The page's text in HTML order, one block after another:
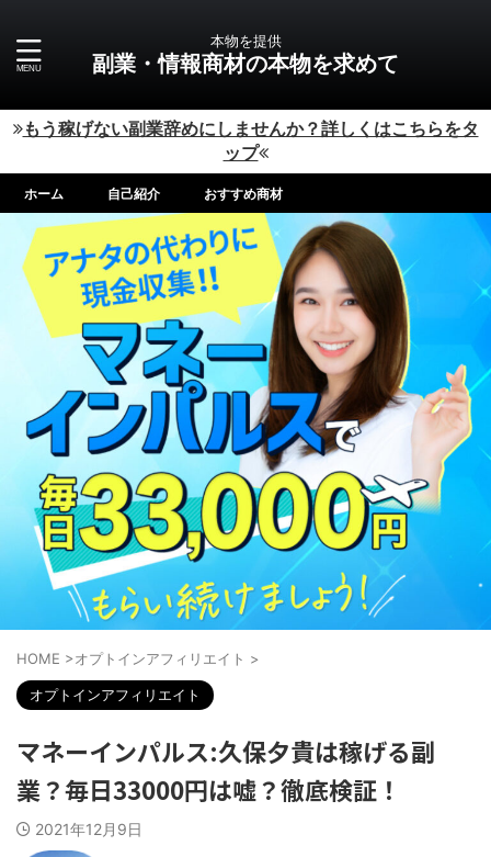
本物を提供
副業・情報商材の本物を求めて
もう稼げない副業辞めにしませんか？詳しくはこちらをタ
ップ
ホーム 自己紹介 おすすめ商材
HOME >オプトインアフィリエイト >
オプトインアフィリエイト
マネーインパルス:久保夕貴は稼げる副
業？毎日33000円は嘘？徹底検証！
2021年12月9日